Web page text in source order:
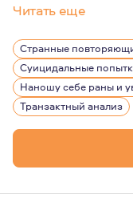
Читать еще
Вне профессии
Суицидальные
Наношу себе раны и
Транзактный анализ